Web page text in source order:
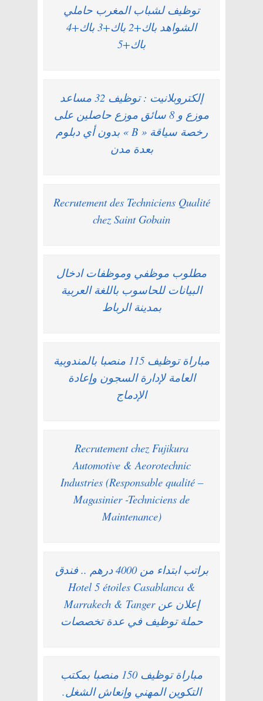
توظيف لشباب المغرب حاملي
الشواهد باك+2 باك+3 باك+4
باك+5
إلكتروبلانيت : توظيف 32 مساعد
موزع و 8 سائق موزع حاصلين على
رخصة سياقة « B » بدون أي دبلوم
بعدة مدن
Recrutement des Techniciens Qualité
chez Saint Gobain
مطلوب موظفي وموظفات ادخال
البيانات للحاسوب باللغة العربية
بمدينة الرباط
مباراة توظيف 115 منصبا بالمندوبية
العامة لإدارة السجون وإعادة
الإدماج
Recrutement chez Fujikura
Automotive & Aeorotechnic
Industries (Responsable qualité –
Magasinier -Techniciens de
Maintenance)
براتب ابتداء من 4000 درهم .. فندق
Hotel 5 étoiles Casablanca &
Marrakech & Tanger إعلان عن
حملة توظيف في عدة تخصصات
مباراة توظيف 150 منصبا بمكتب
التكوين المهني وإنعاش الشغل.